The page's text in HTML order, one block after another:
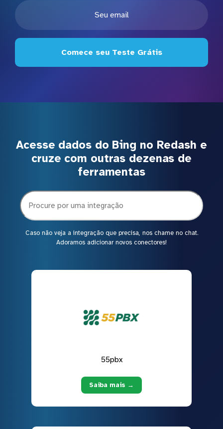
Comece seu Teste Grátis
Acesse dados do Bing no Redash e
cruze com outras dezenas de
ferramentas
Caso não veja a integração que precisa, nos chame no chat.
Adoramos adicionar novos conectores!
55pbx
Saiba mais →